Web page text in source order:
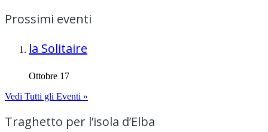
Prossimi eventi
la Solitaire
Ottobre 17
Vedi Tutti gli Eventi »
Traghetto per l’isola d’Elba